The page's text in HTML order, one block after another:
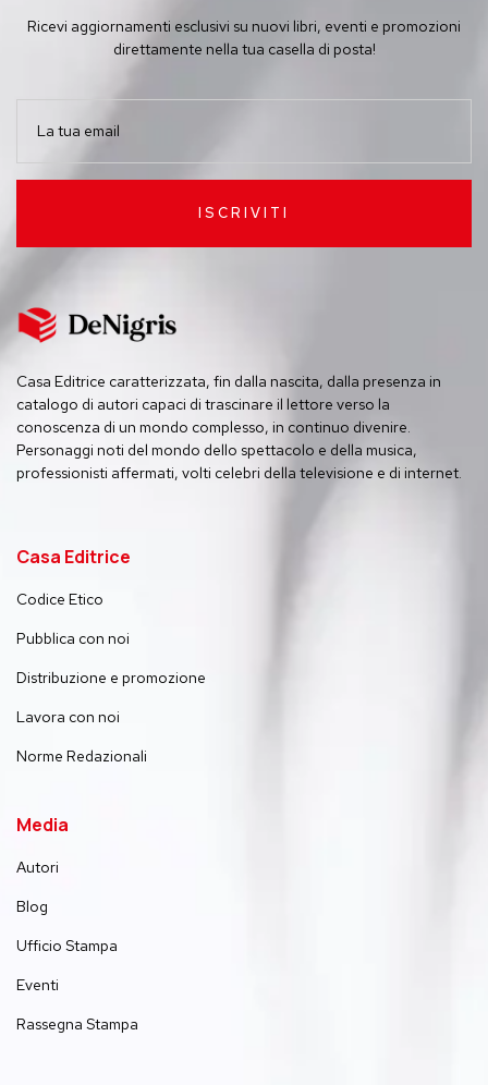
Ricevi aggiornamenti esclusivi su nuovi libri, eventi e promozioni
direttamente nella tua casella di posta!
ISCRIVITI
Casa Editrice caratterizzata, fin dalla nascita, dalla presenza in
catalogo di autori capaci di trascinare il lettore verso la
conoscenza di un mondo complesso, in continuo divenire.
Personaggi noti del mondo dello spettacolo e della musica,
professionisti affermati, volti celebri della televisione e di internet.
Casa Editrice
Codice Etico
Pubblica con noi
Distribuzione e promozione
Lavora con noi
Norme Redazionali
Media
Autori
Blog
Ufficio Stampa
Eventi
Rassegna Stampa